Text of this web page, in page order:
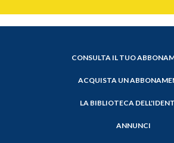
CONSULTA IL TUO
ACQUISTA UN
LA BIBLIOTECA
ANNUNCI